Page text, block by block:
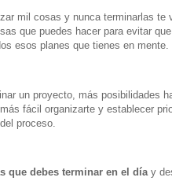
mil cosas y nunca terminarlas te
que puedes hacer para evitar
esos planes que tienes en mente.
un proyecto, más posibilidades
fácil organizarte y establecer
proceso.
que debes terminar en el díay